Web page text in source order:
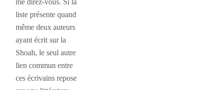
liste présente quand
même deux auteurs
ayant écrit sur la
Shoah, le seul autre
lien commun entre
ces écrivains repose